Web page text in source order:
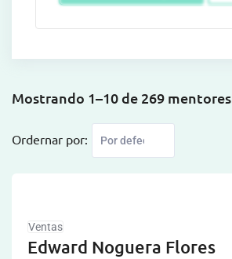
Mostrando 1–10 de 269 mentores
Ordernar por:
Ventas
Edward Noguera Flores